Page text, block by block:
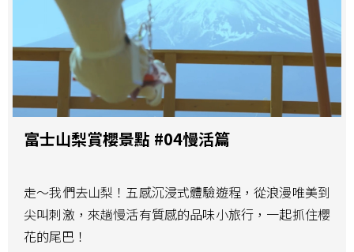
富士山梨賞櫻景點 #04慢活篇
走～我們去山梨！五感沉浸式體驗遊程，從浪漫唯美到
尖叫刺激，來趟慢活有質感的品味小旅行，一起抓住櫻
花的尾巴！